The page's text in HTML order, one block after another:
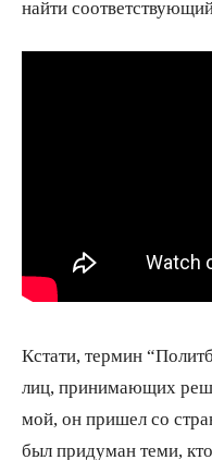
найти
Кстати, термин
лиц, принимающих
мой, он пришел со
был придуман теми,